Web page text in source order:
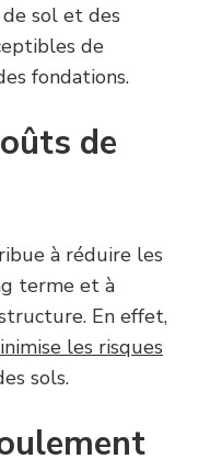
sol et des
de
fondations.
de
à réduire les
terme et à
En effet,
les risques
sols.